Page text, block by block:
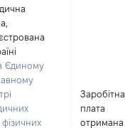
Єдиному
фізичних
Заробітна
плата
отримана